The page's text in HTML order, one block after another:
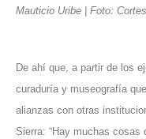
Mauticio Uribe | Foto:
De ahí que, a partir de los
curaduría y museografía
alianzas con otras
Sierra: “Hay muchas cosas